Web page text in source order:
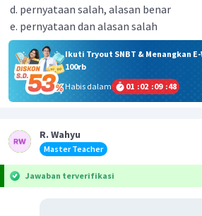
pernyataan salah, alasan benar
pernyataan dan alasan salah
Ikuti Tryout SNBT & Menangkan
100rb
Habis dalam
01 :02 :09 :47
R. Wahyu
Master Teacher
Jawaban terverifikasi